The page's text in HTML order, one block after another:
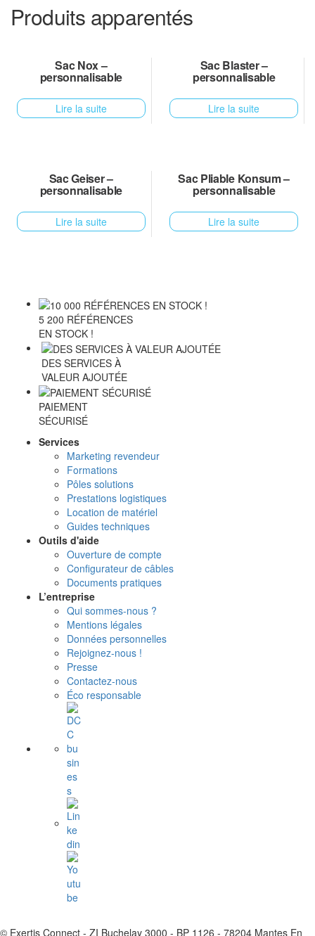
Produits apparentés
Sac Nox –
personnalisable
Lire la suite
Sac Blaster –
personnalisable
Lire la suite
Sac Geiser –
personnalisable
Lire la suite
Sac Pliable Konsum –
personnalisable
Lire la suite
5 200 RÉFÉRENCES
EN STOCK !
DES SERVICES À
VALEUR AJOUTÉE
PAIEMENT
SÉCURISÉ
Services
Marketing revendeur
Formations
Pôles solutions
Prestations logistiques
Location de matériel
Guides techniques
Outils d'aide
Ouverture de compte
Configurateur de câbles
Documents pratiques
L’entreprise
Qui sommes-nous ?
Mentions légales
Données personnelles
Rejoignez-nous !
Presse
Contactez-nous
Éco responsable
© Exertis Connect - ZI Buchelay 3000 - BP 1126 - 78204 Mantes En